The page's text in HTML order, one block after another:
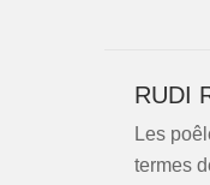
RUDI
Les
termes